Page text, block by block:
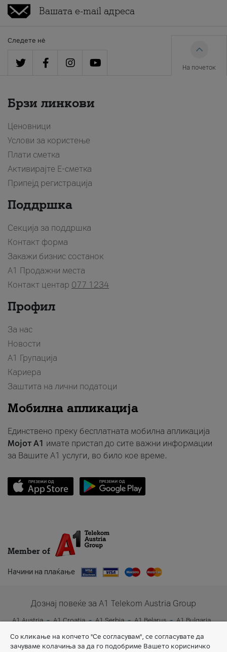
Следете нè
На почеток
Брзи линкови
Ценовници
Услови за користење
Плати сметка
Активирајте Е-сметка
Припејд регистрација
Поддршка
Секција за поддршка
Контакт форма
Закажи бизнис состанок
A1 Продажни места
Контакт центар 077 1234
Профил
За нас
Новости
А1 Групација
Кариера
Заштита на лични податоци
Мобилна апликација
Единствено преку бесплатната мобилна апликација
Мојот A1 имате пристап до сите важни информации
за Вашите A1 услуги, во било кое време.
Member of
Начини на плаќање
Дознај повеќе за A1 Telekom Austria Group
A1 Austria A1 Croatia A1 Serbia A1 Belarus
A1 Bulgaria
A1 Slovenia
A1 Digital
Со кликање на копчето "Се согласувам", се согласувате да
зачуваме колачиња за да го подобриме Вашето корисничко